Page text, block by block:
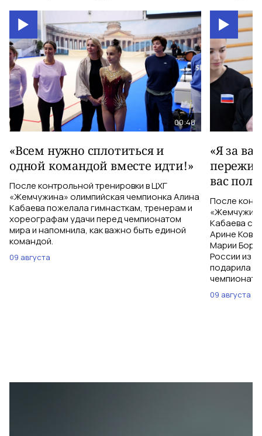
00:48
«Всем нужно сплотиться и
одной командой вместе идти!»
После контрольной тренировки в ЦХГ
«Жемчужина» олимпийская чемпионка Алина
Кабаева пожелала гимнасткам, тренерам и
хореографам удачи перед чемпионатом
мира и напомнила, как важно быть единой
командой.
09 августа
«Я за
вас
После
Кабаева
Арине
Марии
России из
подарила
чемпионат
09 августа